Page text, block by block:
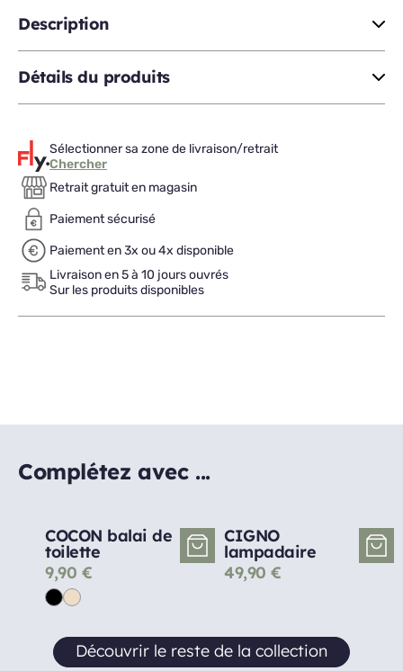
Description
Détails du produits
Sélectionner sa zone de livraison/retrait
Chercher
Retrait gratuit en magasin
Paiement sécurisé
Paiement en 3x ou 4x disponible
Livraison en 5 à 10 jours ouvrés
Sur les produits disponibles
Complétez avec ...
COCON balai de
toilette
9,90 €
CIGNO
lampadaire
49,90 €
Découvrir le reste de la collection